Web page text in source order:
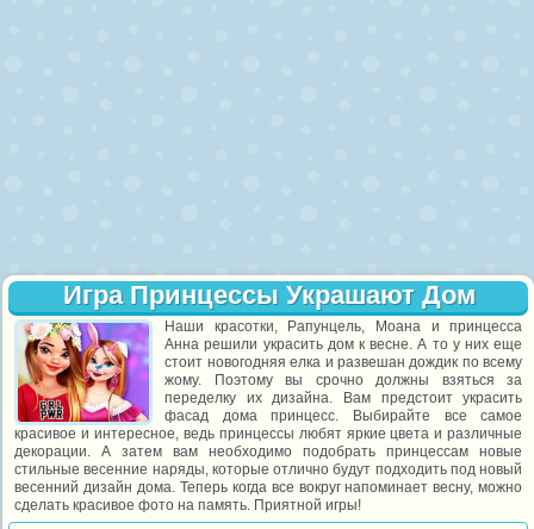
Игра Принцессы Украшают Дом
Наши красотки, Рапунцель, Моана и принцесса
Анна решили украсить дом к весне. А то у них еще
стоит новогодняя елка и развешан дождик по всему
жому. Поэтому вы срочно должны взяться за
переделку их дизайна. Вам предстоит украсить
фасад дома принцесс. Выбирайте все самое
красивое и интересное, ведь принцессы любят яркие цвета и различные
декорации. А затем вам необходимо подобрать принцессам новые
стильные весенние наряды, которые отлично будут подходить под новый
весенний дизайн дома. Теперь когда все вокруг напоминает весну, можно
сделать красивое фото на память. Приятной игры!